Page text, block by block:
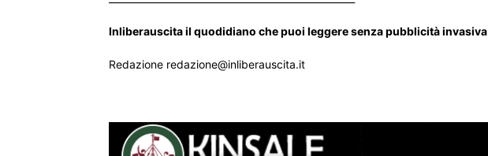
Inliberauscita il quodidiano che puoi leggere senza pubblicità invasiva
Redazione redazione@inliberauscita.it